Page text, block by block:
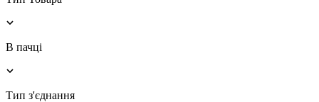
В пачці
Тип з'єднання